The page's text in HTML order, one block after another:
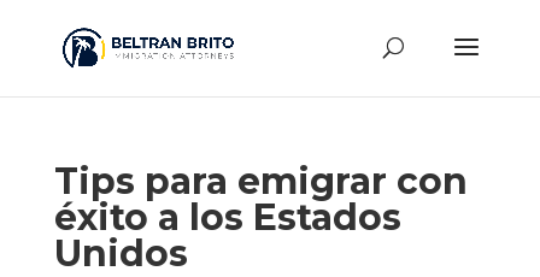
Tips para emigrar con
éxito a los Estados
Unidos